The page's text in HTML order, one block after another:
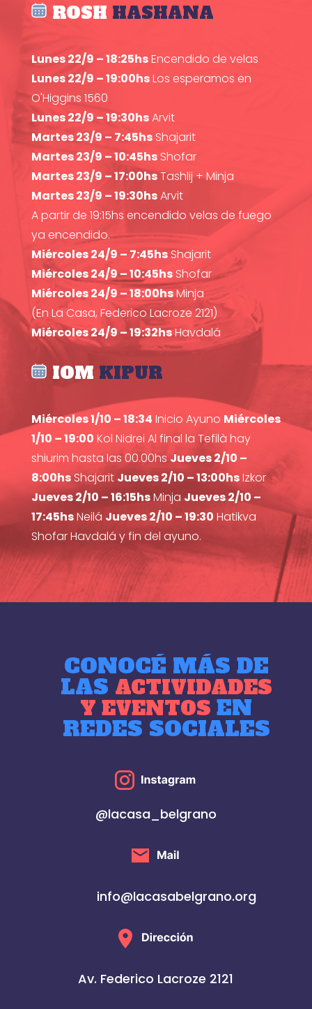
ROSH HASHANA
Lunes 22/9 – 18:25hsEncendido de velas
Lunes 22/9 – 19:00hsLos esperamos en
O'Higgins 1560
Lunes 22/9 – 19:30hsArvit
Martes 23/9 – 7:45hsShajarit
Martes 23/9 – 10:45hsShofar
Martes 23/9 – 17:00hsTashlij + Minja
Martes 23/9 – 19:30hsArvit
A partir de 19:15hs encendido velas de fuego
ya encendido.
Miércoles 24/9 – 7:45hsShajarit
Miércoles 24/9 – 10:45hsShofar
Miércoles 24/9 – 18:00hsMinja
(En La Casa, Federico Lacroze 2121)
Miércoles 24/9 – 19:32hsHavdalá
IOM KIPUR
Miércoles 1/10 – 18:34 Inicio Ayuno Miércoles
1/10 – 19:00 Kol Nidrei Al final la Tefilà hay
shiurim hasta las 00.00hsJueves 2/10 –
8:00hsShajarit Jueves 2/10 – 13:00hsIzkor
Jueves 2/10 – 16:15hsMinja Jueves 2/10 –
17:45hsNeilá Jueves 2/10 – 19:30 Hatikva
Shofar Havdalá y fin del ayuno.
CONOCÉ MÁS DE
LAS ACTIVIDADES
Y EVENTOSEN
REDES SOCIALES
@lacasa_belgrano
info@lacasabelgrano.org
Av. Federico Lacroze 2121